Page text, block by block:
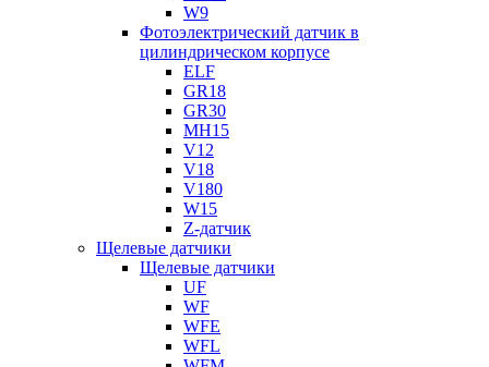
W9
Фотоэлектрический датчик в
цилиндрическом корпусе
ELF
GR18
GR30
MH15
V12
V18
V180
W15
Z-датчик
Щелевые датчики
Щелевые датчики
UF
WF
WFE
WFL